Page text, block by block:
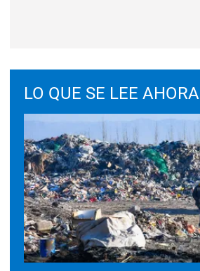
LO QUE SE LEE AHORA